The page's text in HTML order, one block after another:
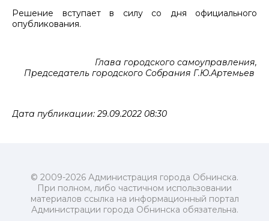
Решение вступает в силу со дня официального
опубликования.
Глава городского самоуправления,
Председатель городского Собрания Г.Ю.Артемьев
Дата публикации: 29.09.2022 08:30
© 2009-2026 Администрация города Обнинска.
При полном, либо частичном использовании
материалов ссылка на информационный портал
Администрации города Обнинска обязательна.